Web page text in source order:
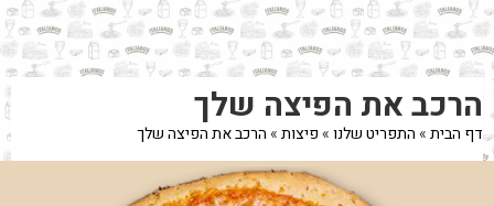
דלג
לתוכן
המרכזי
לתפריט
הקטגוריות
לפרטי
המוצר
הרכב את הפיצה שלך
דף הבית»התפריט שלנו»פיצות»הרכב את הפיצה שלך